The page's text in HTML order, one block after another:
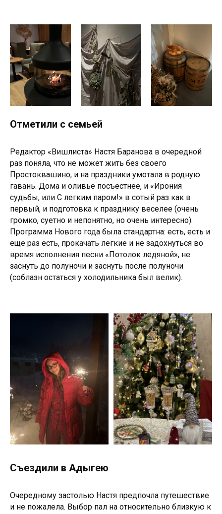
Отметили с семьей
Редактор «Вишлиста» Настя Баранова в очередной
раз поняла, что не может жить без своего
Простоквашино, и на праздники умотала в родную
гавань. Дома и оливье посъестнее, и «Ирония
судьбы, или С легким паром!» в сотый раз как в
первый, и подготовка к празднику веселее (очень
громко, суетно и непонятно, но очень интересно).
Программа Нового года была стандартна: есть, есть и
еще раз есть, прокачать легкие и не задохнуться во
время исполнения песни «Потолок ледяной», не
заснуть до полуночи и заснуть после полуночи
(соблазн остаться у холодильника был велик).
Съездили в Адыгею
Очередному застолью Настя предпочла путешествие
и не пожалела. Выбор пал на относительно близкую к
Telegram
ВИШЛИСТ
ГЕДОНИЗМ
ТЕЛО И ДУША
ВЫБОР
СПЕЦПРОЕКТЫ
КОНТАКТЫ
МЫ В СОЦСЕТЯХ
ВКонтакте
СЕТЕВОЕ ИЗДАНИЕ INTRO ЗАРЕГИСТРИРОВАНО
РОСКОМНАДЗОРОМ. РЕГИСТРАЦИОННЫЙ НОМЕР:
СЕРИЯ ЭЛ № ФС77-90211 ОТ 16 ОКТЯБРЯ 2025 Г.
РАЗРАБОТКА САЙТА